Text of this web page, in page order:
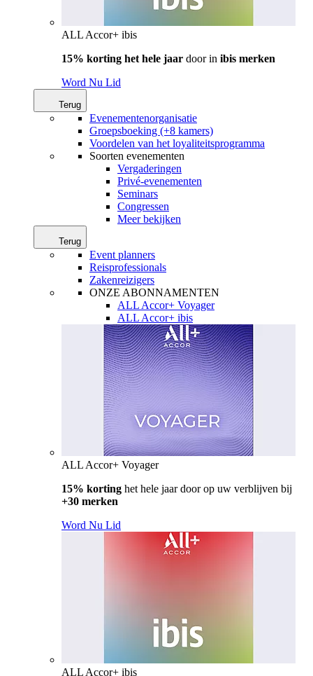
ALL Accor+ ibis
15% korting het hele jaar door in ibis merken
Word Nu Lid
Terug
Evenementenorganisatie
Groepsboeking (+8 kamers)
Voordelen van het loyaliteitsprogramma
Soorten evenementen
Vergaderingen
Privé-evenementen
Seminars
Congressen
Meer bekijken
Terug
Event planners
Reisprofessionals
Zakenreizigers
ONZE ABONNAMENTEN
ALL Accor+ Voyager
ALL Accor+ ibis
ALL Accor+ Voyager
15% korting het hele jaar door op uw verblijven bij
+30 merken
Word Nu Lid
ALL Accor+ ibis